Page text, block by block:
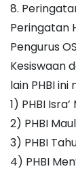
8.
Peringatan
Pengurus
Kesiswaan
lain PHBI ini
1) PHBI
2) PHBI
3) PHBI
4) PHBI